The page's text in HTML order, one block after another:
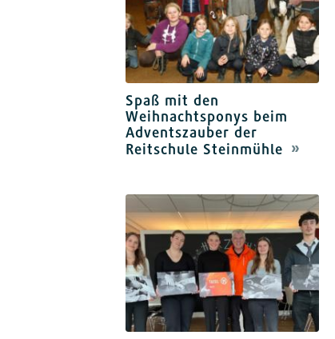
Spaß mit den
Weihnachtsponys beim
Adventszauber der
Reitschule Steinmühle